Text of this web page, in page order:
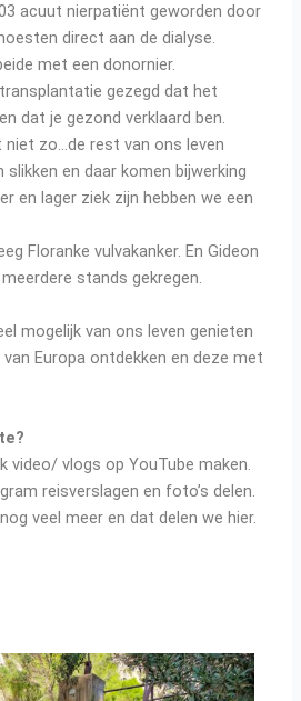
acuut nierpatiënt geworden door
direct aan de dialyse.
met een donornier.
gezegd dat het
dat je gezond verklaard ben.
niet zo…de rest van ons leven
en daar komen bijwerking
en lager ziek zijn hebben we een
Floranke vulvakanker. En Gideon
stands gekregen.
mogelijk van ons leven genieten
Europa ontdekken en deze met
video/ vlogs op YouTube maken.
reisverslagen en foto’s delen.
veel meer en dat delen we hier.